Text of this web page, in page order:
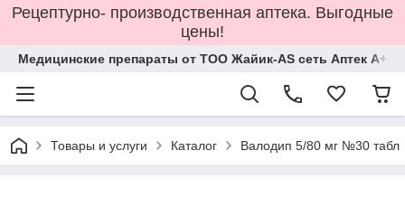
Рецептурно- производственная аптека. Выгодные
цены!
Медицинские препараты от ТОО Жайик-AS сеть Аптек А+
Товары и услуги Каталог Валодип 5/80 мг №30 табл